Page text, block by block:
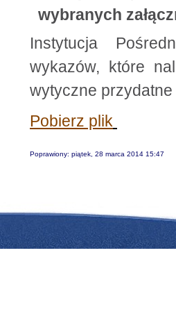
wybranych
Instytucja
wykazów, które
wytyczne
Pobierz plik
Poprawiony: piątek, 28 marca 2014 15:47